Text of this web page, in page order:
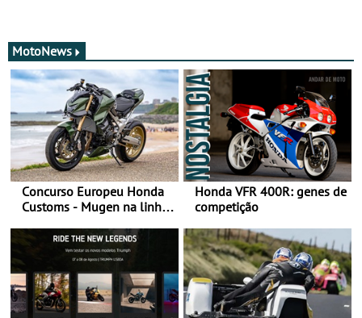
MotoNews
Concurso Europeu Honda
Customs - Mugen na linha
ganhar
Honda VFR 400R: genes de
competição